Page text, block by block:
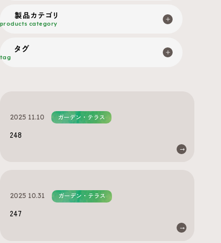
products category
tag
2025 11.10 ガーデン・テラス
248
2025 10.31 ガーデン・テラス
247